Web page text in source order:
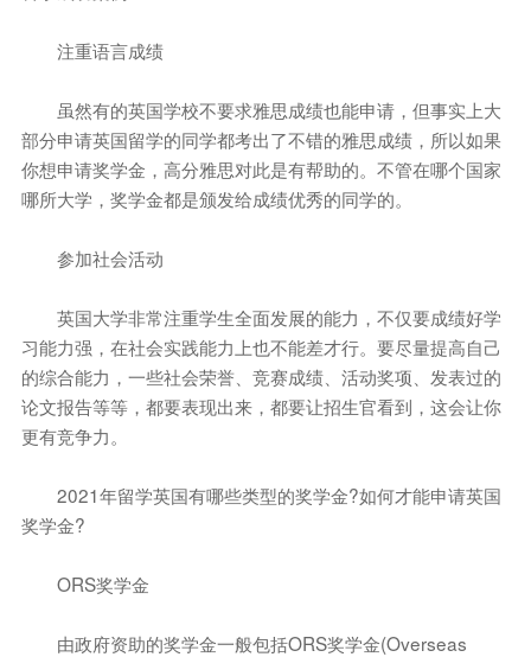
注重语言成绩
虽然有的英国学校不要求雅思成绩也能申请，但事实上大
部分申请英国留学的同学都考出了不错的雅思成绩，所以如果
你想申请奖学金，高分雅思对此是有帮助的。不管在哪个国家
哪所大学，奖学金都是颁发给成绩优秀的同学的。
参加社会活动
英国大学非常注重学生全面发展的能力，不仅要成绩好学
习能力强，在社会实践能力上也不能差才行。要尽量提高自己
的综合能力，一些社会荣誉、竞赛成绩、活动奖项、发表过的
论文报告等等，都要表现出来，都要让招生官看到，这会让你
更有竞争力。
2021年留学英国有哪些类型的奖学金?如何才能申请英国
奖学金?
ORS奖学金
由政府资助的奖学金一般包括ORS奖学金(Overseas